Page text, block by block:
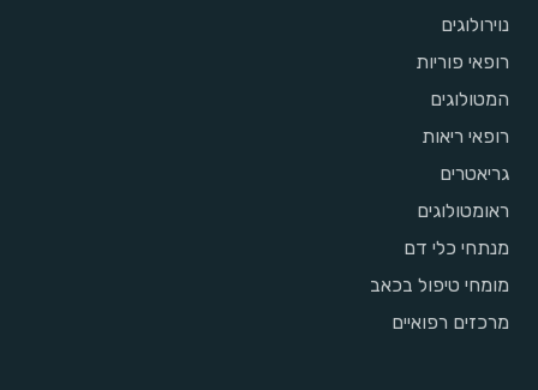
נוירולוגים
רופאי פוריות
המטולוגים
רופאי ריאות
גריאטרים
ראומטולוגים
מנתחי כלי דם
מומחי טיפול בכאב
מרכזים רפואיים